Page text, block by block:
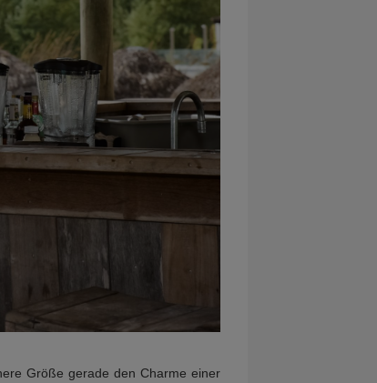
Größe gerade den Charme einer